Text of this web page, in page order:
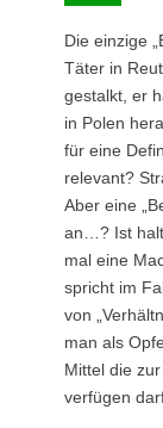
Die einzige
Täter in
gestalkt, er
in Polen
für eine
relevant?
Aber eine
an…? Ist
mal eine
spricht im
von
man als
Mittel die
verfügen